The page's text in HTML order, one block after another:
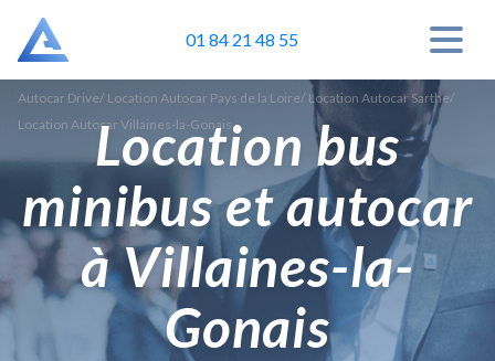
01 84 21 48 55
Autocar Drive/ Location Autocar Pays de la Loire/ Location Autocar Sarthe/
Location Autocar Villaines-la-Gonais
Location bus
minibus et autocar
à Villaines-la-
Gonais